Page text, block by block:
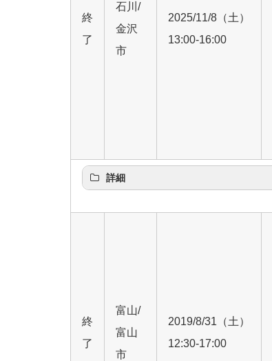
終
了
石川/
金沢
市
2025/11/8（土）
13:00-16:00
詳細
終
了
富山/
富山
市
2019/8/31（土）
12:30-17:00